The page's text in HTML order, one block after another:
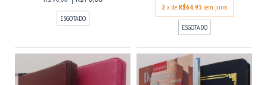
ESGOTADO
2 x de R$64,95 sem juros
ESGOTADO